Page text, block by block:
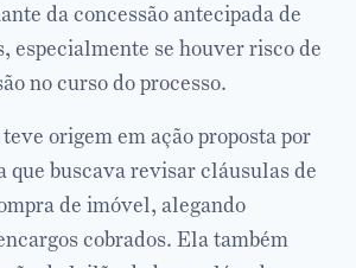
da concessão antecipada de
especialmente se houver risco de
no curso do processo.
origem em ação proposta por
que buscava revisar cláusulas de
de imóvel, alegando
cobrados. Ela também